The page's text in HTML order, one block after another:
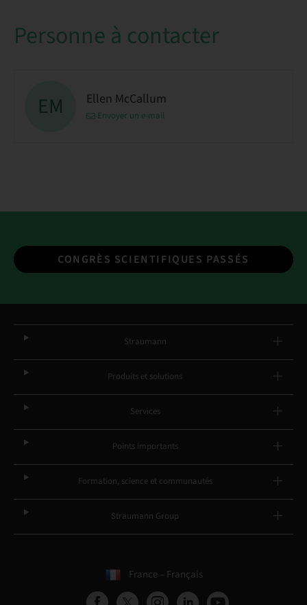
Personne à contacter
EM Ellen McCallum
Envoyer un e-mail
CONGRÈS SCIENTIFIQUES PASSÉS
Straumann
Produits et solutions
Services
Points importants
Formation, science et communautés
Straumann Group
France – Français